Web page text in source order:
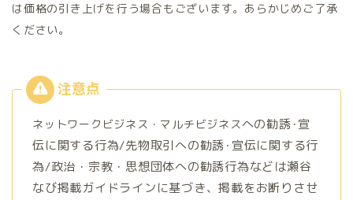
は価格の引き上げを行う場合もございます。あらかじめご了承
ください。
ネットワークビジネス・マルチビジネスへの勧誘･宣
伝に関する行為/先物取引への勧誘･宣伝に関する行
為/政治・宗教・思想団体への勧誘行為などは瀬谷
なび掲載ガイドラインに基づき、掲載をお断りさせ